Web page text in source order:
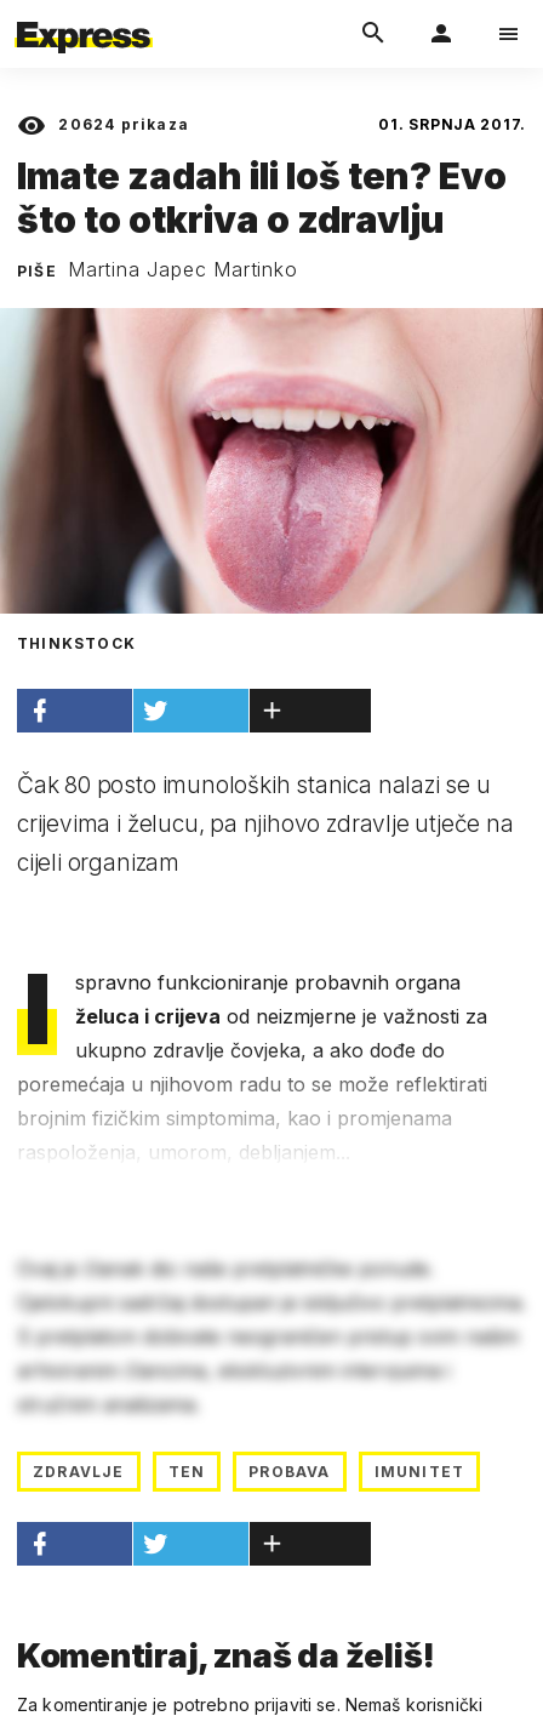
20624 prikaza 01. SRPNJA 2017.
Imate zadah ili loš ten? Evo
što to otkriva o zdravlju
PIŠE Martina Japec Martinko
THINKSTOCK
Čak 80 posto imunoloških stanica nalazi se u
crijevima i želucu, pa njihovo zdravlje utječe na
cijeli organizam
I
spravno funkcioniranje probavnih organa
želuca i crijeva od neizmjerne je važnosti za
ukupno zdravlje čovjeka, a ako dođe do
poremećaja u njihovom radu to se može reflektirati
brojnim fizičkim simptomima, kao i promjenama
raspoloženja, umorom, debljanjem...
Ovaj je članak dio naše pretplatničke ponude.
Cjelokupni sadržaj dostupan je isključivo pretplatnicima.
S pretplatom dobivate neograničen pristup svim našim
arhiviranim člancima, ekskluzivnim intervjuima i
stručnim analizama.
ZDRAVLJE TEN PROBAVA IMUNITET
Komentiraj, znaš da želiš!
Za komentiranje je potrebno prijaviti se. Nemaš korisnički